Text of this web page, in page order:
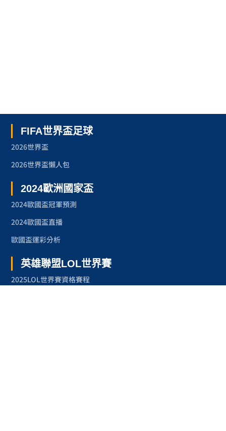
FIFA世界盃足球
2026世界盃
2026世界盃懶人包
2024歐洲國家盃
2024歐國盃冠軍預測
2024歐國盃直播
歐國盃運彩分析
英雄聯盟LOL世界賽
2025LOL世界賽資格賽程